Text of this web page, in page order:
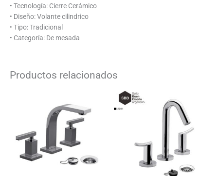
• Tecnología: Cierre Cerámico
• Diseño: Volante cilindrico
• Tipo: Tradicional
• Categoría: De mesada
Productos relacionados